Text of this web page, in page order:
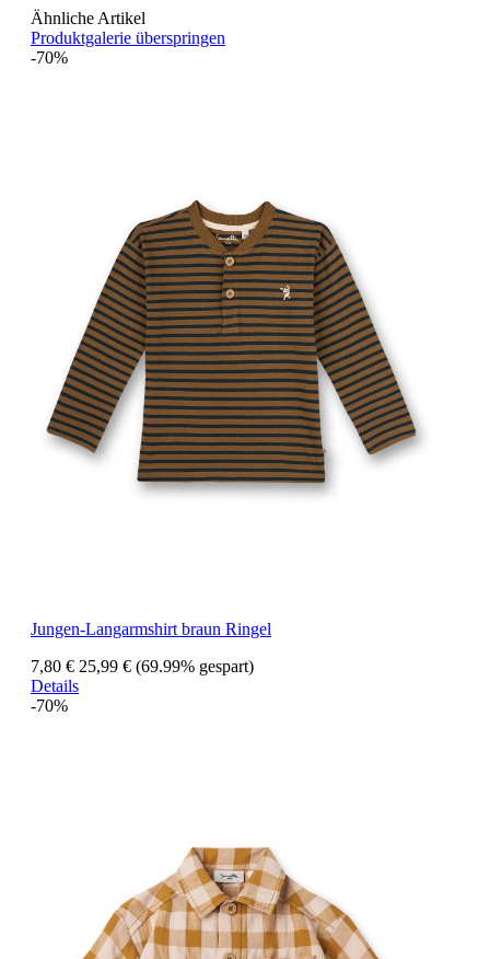
Ähnliche Artikel
Produktgalerie überspringen
-70%
Jungen-Langarmshirt braun Ringel
7,80 € 25,99 € (69.99% gespart)
Details
-70%